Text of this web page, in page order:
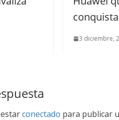
todo en el
conectado para publicar